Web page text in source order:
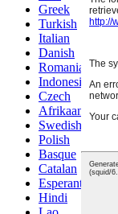
Greek
Turkish
Italian
Danish
Romanian
Indonesian
Czech
Afrikaans
Swedish
Polish
Basque
Catalan
Esperanto
Hindi